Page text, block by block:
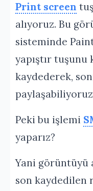
Print screen
alıyoruz. Bu
sisteminde
yapıştır
kaydederek,
Peki bu işlemi
yaparız?
Yani görüntüyü
son kaydedilen